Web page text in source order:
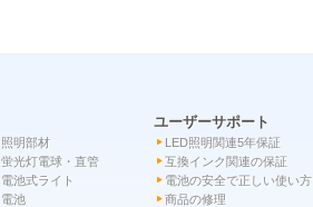
照明部材
蛍光灯電球・直管
電池式ライト
電池
ユーザーサポート
LED照明関連5年保証
互換インク関連の保証
電池の安全で正しい使い方
商品の修理